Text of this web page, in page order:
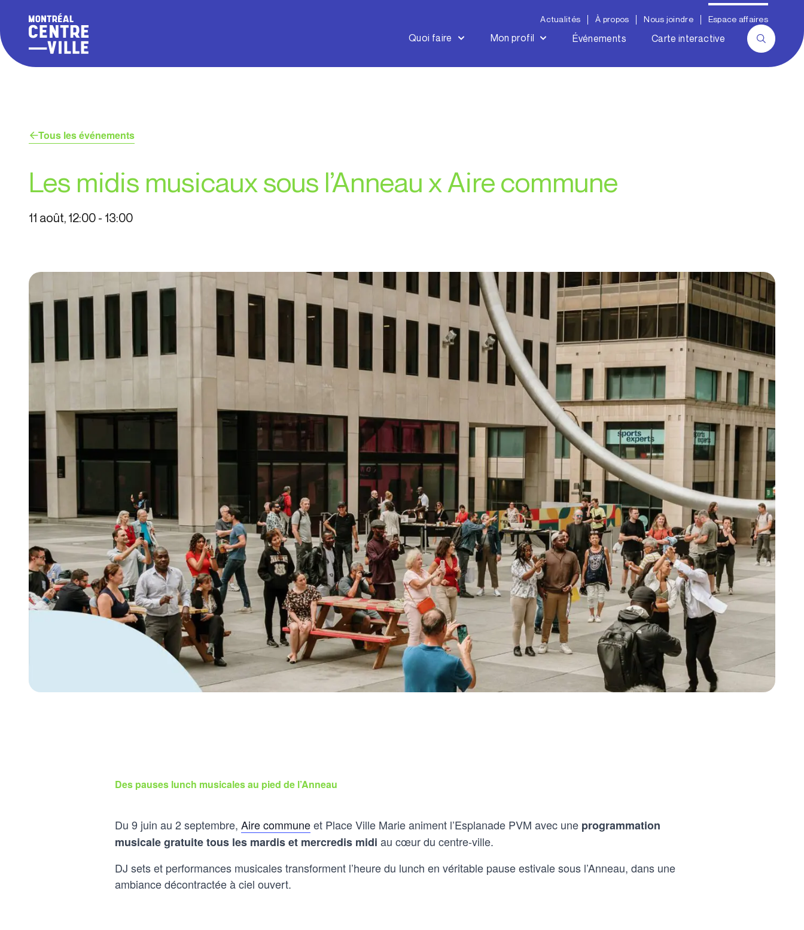
Actualités À propos Nous joindre Espace affaires
Quoi faire Mon profil Événements Carte interactive
Tous les événements
Les midis musicaux sous l’Anneau x Aire commune
11 août, 12:00 - 13:00
Des pauses lunch musicales au pied de l’Anneau
Du 9 juin au 2 septembre, Aire communeet Place Ville Marie animent l’Esplanade PVM avec une programmation
musicale gratuite tous les mardis et mercredis midi au cœur du centre-ville.
DJ sets et performances musicales transforment l’heure du lunch en véritable pause estivale sous l’Anneau, dans une
ambiance décontractée à ciel ouvert.